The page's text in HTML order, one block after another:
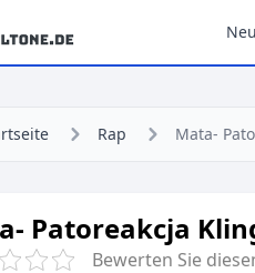
Rap Mata-
Patoreakcja
Bewerten Sie